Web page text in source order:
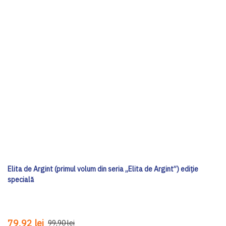
Elita de Argint (primul volum din seria „Elita de Argint”) ediţie
specială
79,92 lei 99,90 lei